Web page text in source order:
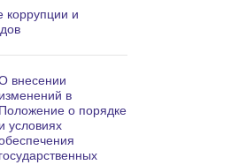
коррупции и
внесении
изменений в
Положение о порядке
и условиях
государственных